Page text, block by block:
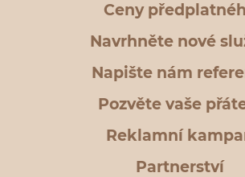
Ceny
Navrhněte nové
Napište nám
Pozvěte vaše
Reklamní
Partnerství